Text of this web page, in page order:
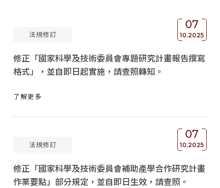
活動訊息
07
10.2025
法規修訂
修正「國家科學及技術委員會專題研究計畫報告撰寫
格式」，並自即日起實施，請查照轉知。
了解更多
07
10.2025
法規修訂
修正「國家科學及技術委員會補助產學合作研究計畫
作業要點」部分規定，並自即日生效，請查照。